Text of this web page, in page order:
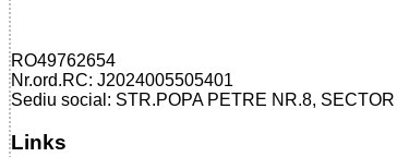
RO49762654
Nr.ord.RC: J2024005505401
Sediu social: STR.POPA PETRE NR.8,
Links